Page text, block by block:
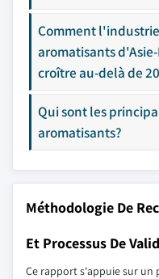
Comment
aromatisants
croître au-delà de
Qui sont les
aromatisants?
Méthodologie De
Et Processus De
Ce rapport s'appuie sur un